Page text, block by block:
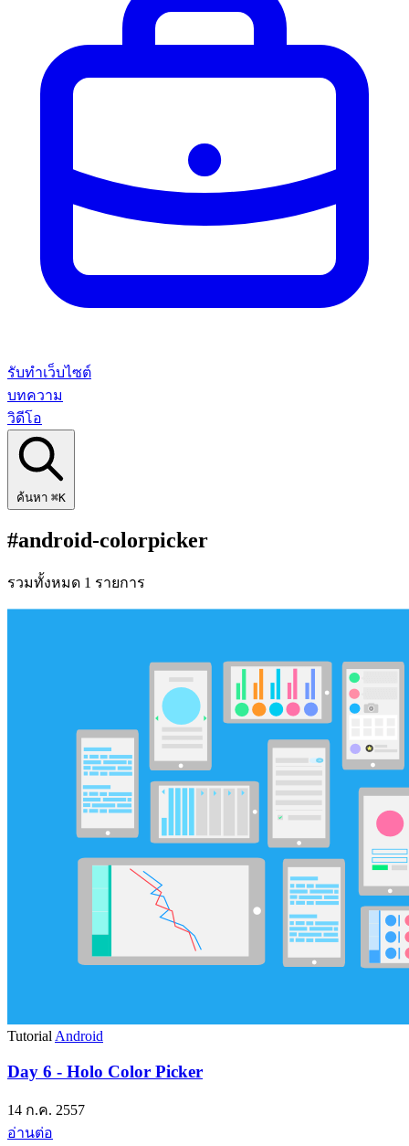
รับทำเว็บไซต์
บทความ
วิดีโอ
ค้นหา ⌘K
#android-colorpicker
รวมทั้งหมด 1 รายการ
Tutorial Android
Day 6 - Holo Color Picker
14 ก.ค. 2557
อ่านต่อ